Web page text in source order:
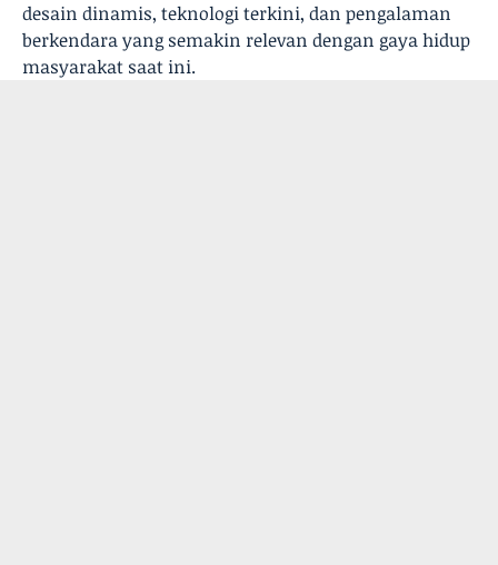
desain dinamis, teknologi terkini, dan pengalaman
berkendara yang semakin relevan dengan gaya hidup
masyarakat saat ini.